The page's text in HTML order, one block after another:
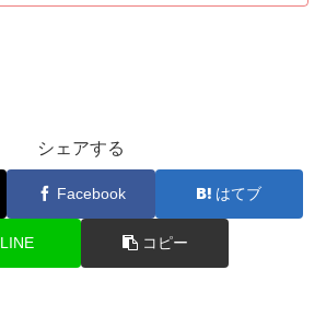
シェアする
Facebook はてブ
LINE コピー